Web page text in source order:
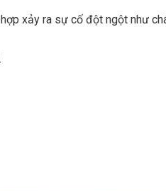
xảy ra sự cố đột ngột như